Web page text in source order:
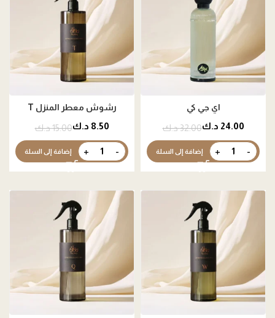
اي جي كي
32.00د.ك 24.00 د.ك
إضافة إلى السلة
رشوش معطر المنزل T
15.00د.ك 8.50 د.ك
إضافة إلى السلة